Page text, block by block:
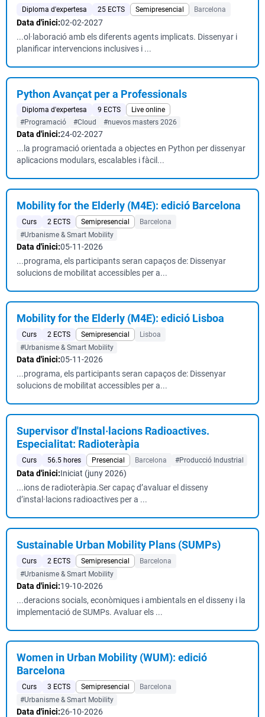
Diploma d'expertesa 25 ECTS Semipresencial Barcelona
Data d'inici:02-02-2027
...ol·laboració amb els diferents agents implicats. Dissenyar i
planificar intervencions inclusives i ...
Python Avançat per a Professionals
Diploma d'expertesa 9 ECTS
Live online
#Programació
#Cloud #nuevos masters 2026
Data d'inici:24-02-2027
...la programació orientada a objectes en Python per dissenyar
aplicacions modulars, escalables i fàcil...
Mobility for the Elderly (M4E): edició Barcelona
Curs 2 ECTS Semipresencial
Barcelona
#Urbanisme & Smart Mobility
Data d'inici:05-11-2026
...programa, els participants seran capaços de: Dissenyar
solucions de mobilitat accessibles per a...
Mobility for the Elderly (M4E): edició Lisboa
Curs 2 ECTS Semipresencial
Lisboa
#Urbanisme & Smart Mobility
Data d'inici:05-11-2026
...programa, els participants seran capaços de: Dissenyar
solucions de mobilitat accessibles per a...
Supervisor d'Instal·lacions Radioactives.
Especialitat: Radioteràpia
Curs 56.5 hores Presencial Barcelona #Producció Industrial
Data d'inici:Iniciat (juny 2026)
...ions de radioteràpia.Ser capaç d’avaluar el disseny
d’instal·lacions radioactives per a ...
Sustainable Urban Mobility Plans (SUMPs)
Curs 2 ECTS Semipresencial
Barcelona
#Urbanisme & Smart Mobility
Data d'inici:19-10-2026
...deracions socials, econòmiques i ambientals en el disseny i la
implementació de SUMPs. Avaluar els ...
Women in Urban Mobility (WUM): edició
Barcelona
Curs 3 ECTS Semipresencial
Barcelona
#Urbanisme & Smart Mobility
Data d'inici:26-10-2026